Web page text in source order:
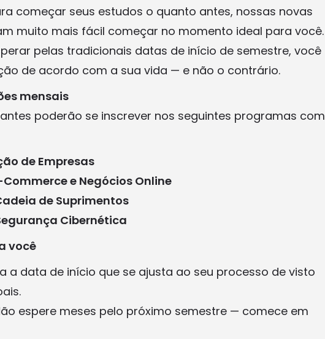
começar seus estudos o quanto antes, nossas novas
muito mais fácil começar no momento ideal para você.
pelas tradicionais datas de início de semestre, você
de acordo com a sua vida — e não o contrário.
mensais
poderão se inscrever nos seguintes programas com
de Empresas
Commerce e Negócios Online
de Suprimentos
Cibernética
você
a data de início que se ajusta ao seu processo de visto
espere meses pelo próximo semestre — comece em